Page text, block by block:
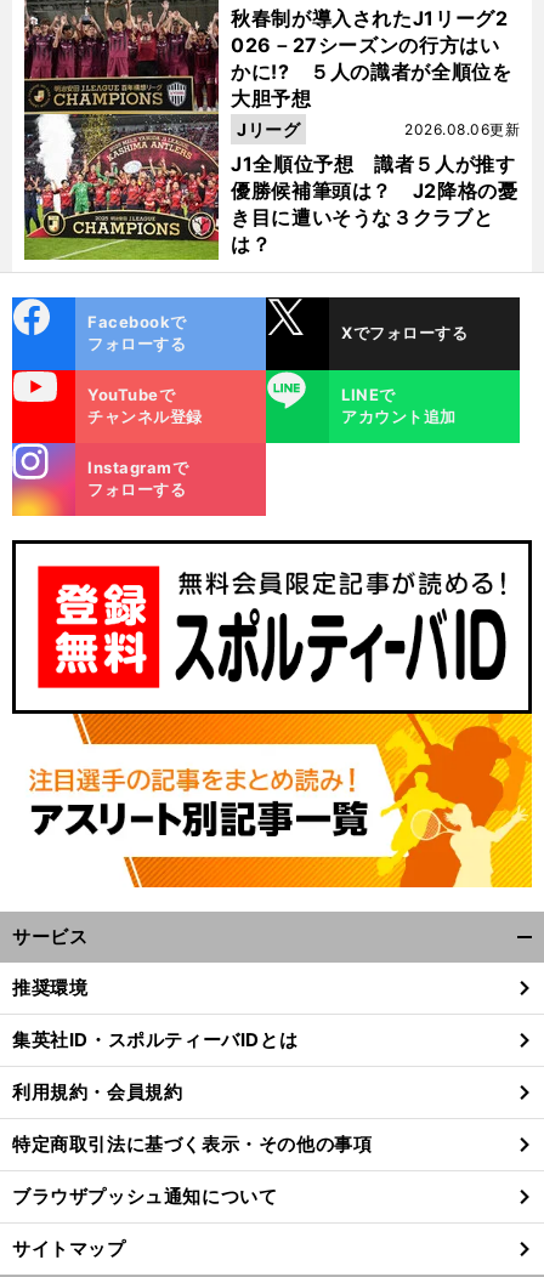
秋春制が導入されたJ1リーグ2
026－27シーズンの行方はい
かに!? ５人の識者が全順位を
大胆予想
J1全順位予想 識者５人が推す
優勝候補筆頭は？ J2降格の憂
き目に遭いそうな３クラブと
は？
2026.08.06更新
Jリーグ
ok
Facebookで
フォローする
Xでフォローする
YouTubeで
チャンネル登録
LINE
LINEで
アカウント追加
m
Instagramで
フォローする
サービス
閉
る
推奨環境
集英社ID・スポルティーバIDとは
利用規約・会員規約
特定商取引法に基づく表示・その他の事項
ブラウザプッシュ通知について
サイトマップ